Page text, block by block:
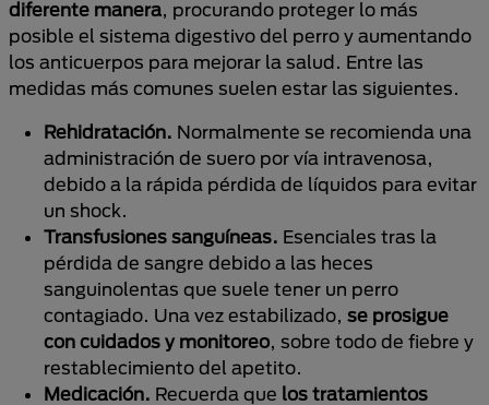
diferente manera, procurando proteger lo más
posible el sistema digestivo del perro y aumentando
los anticuerpos para mejorar la salud. Entre las
medidas más comunes suelen estar las siguientes.
Rehidratación. Normalmente se recomienda una
administración de suero por vía intravenosa,
debido a la rápida pérdida de líquidos para evitar
un shock.
Transfusiones sanguíneas. Esenciales tras la
pérdida de sangre debido a las heces
sanguinolentas que suele tener un perro
contagiado. Una vez estabilizado, se prosigue
con cuidados y monitoreo, sobre todo de fiebre y
restablecimiento del apetito.
Medicación. Recuerda que los tratamientos